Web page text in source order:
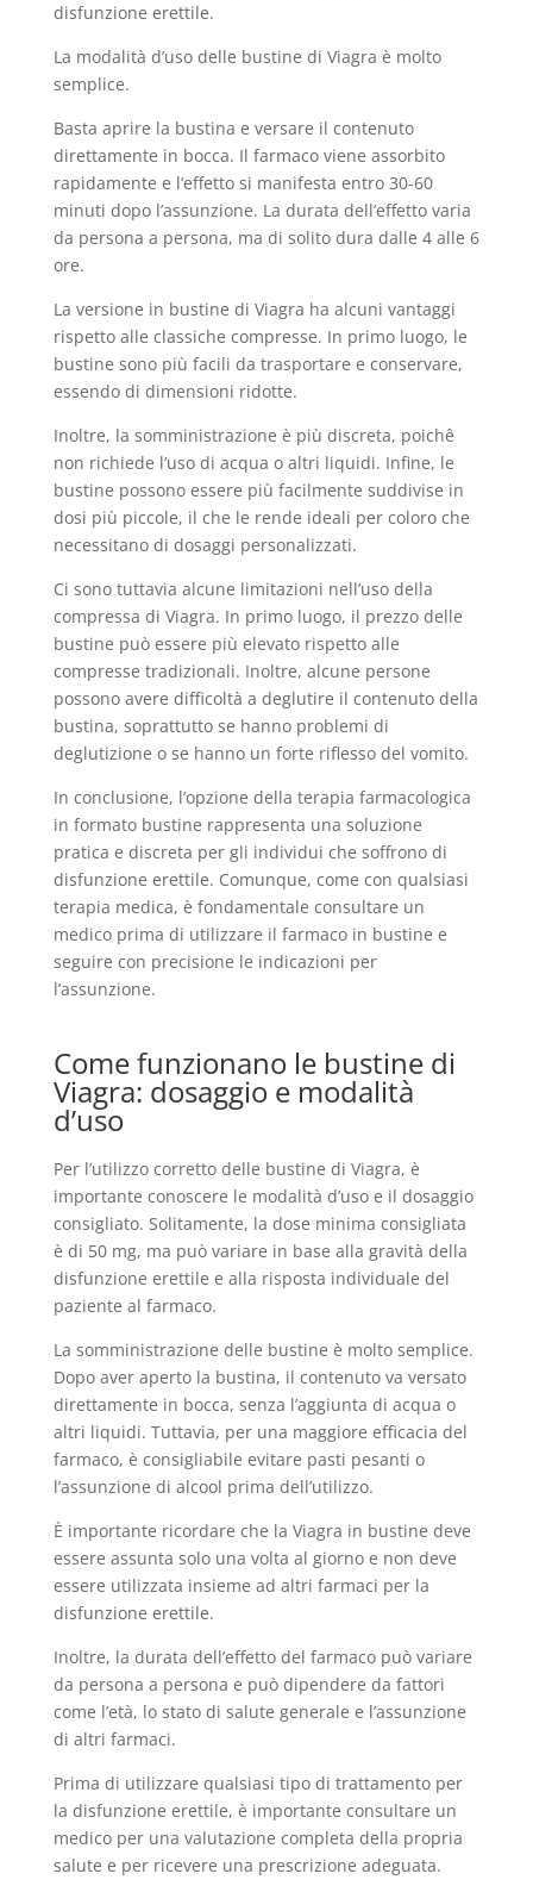
disfunzione erettile.
La modalità d’uso delle bustine di Viagra è molto
semplice.
Basta aprire la bustina e versare il contenuto
direttamente in bocca. Il farmaco viene assorbito
rapidamente e l’effetto si manifesta entro 30-60
minuti dopo l’assunzione. La durata dell’effetto varia
da persona a persona, ma di solito dura dalle 4 alle 6
ore.
La versione in bustine di Viagra ha alcuni vantaggi
rispetto alle classiche compresse. In primo luogo, le
bustine sono più facili da trasportare e conservare,
essendo di dimensioni ridotte.
Inoltre, la somministrazione è più discreta, poichê
non richiede l’uso di acqua o altri liquidi. Infine, le
bustine possono essere più facilmente suddivise in
dosi più piccole, il che le rende ideali per coloro che
necessitano di dosaggi personalizzati.
Ci sono tuttavia alcune limitazioni nell’uso della
compressa di Viagra. In primo luogo, il prezzo delle
bustine può essere più elevato rispetto alle
compresse tradizionali. Inoltre, alcune persone
possono avere difficoltà a deglutire il contenuto della
bustina, soprattutto se hanno problemi di
deglutizione o se hanno un forte riflesso del vomito.
In conclusione, l’opzione della terapia farmacologica
in formato bustine rappresenta una soluzione
pratica e discreta per gli individui che soffrono di
disfunzione erettile. Comunque, come con qualsiasi
terapia medica, è fondamentale consultare un
medico prima di utilizzare il farmaco in bustine e
seguire con precisione le indicazioni per
l’assunzione.
Come funzionano le bustine di
Viagra: dosaggio e modalità
d’uso
Per l’utilizzo corretto delle bustine di Viagra, è
importante conoscere le modalità d’uso e il dosaggio
consigliato. Solitamente, la dose minima consigliata
è di 50 mg, ma può variare in base alla gravità della
disfunzione erettile e alla risposta individuale del
paziente al farmaco.
La somministrazione delle bustine è molto semplice.
Dopo aver aperto la bustina, il contenuto va versato
direttamente in bocca, senza l’aggiunta di acqua o
altri liquidi. Tuttavia, per una maggiore efficacia del
farmaco, è consigliabile evitare pasti pesanti o
l’assunzione di alcool prima dell’utilizzo.
È importante ricordare che la Viagra in bustine deve
essere assunta solo una volta al giorno e non deve
essere utilizzata insieme ad altri farmaci per la
disfunzione erettile.
Inoltre, la durata dell’effetto del farmaco può variare
da persona a persona e può dipendere da fattori
come l’età, lo stato di salute generale e l’assunzione
di altri farmaci.
Prima di utilizzare qualsiasi tipo di trattamento per
la disfunzione erettile, è importante consultare un
medico per una valutazione completa della propria
salute e per ricevere una prescrizione adeguata.